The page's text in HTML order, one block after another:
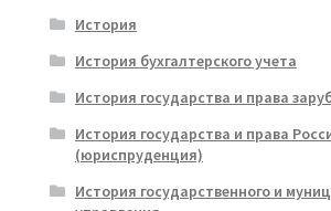
История
История бухгалтерского учета
История государства и права
История государства и права
(юриспруденция)
История государственного и